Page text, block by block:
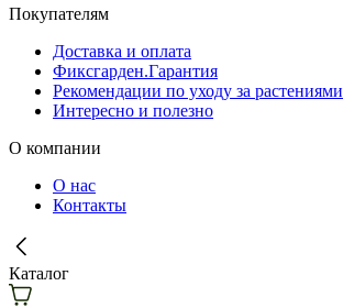
Покупателям
Доставка и оплата
Фиксгарден.Гарантия
Рекомендации по уходу за растениями
Интересно и полезно
О компании
О нас
Контакты
Каталог